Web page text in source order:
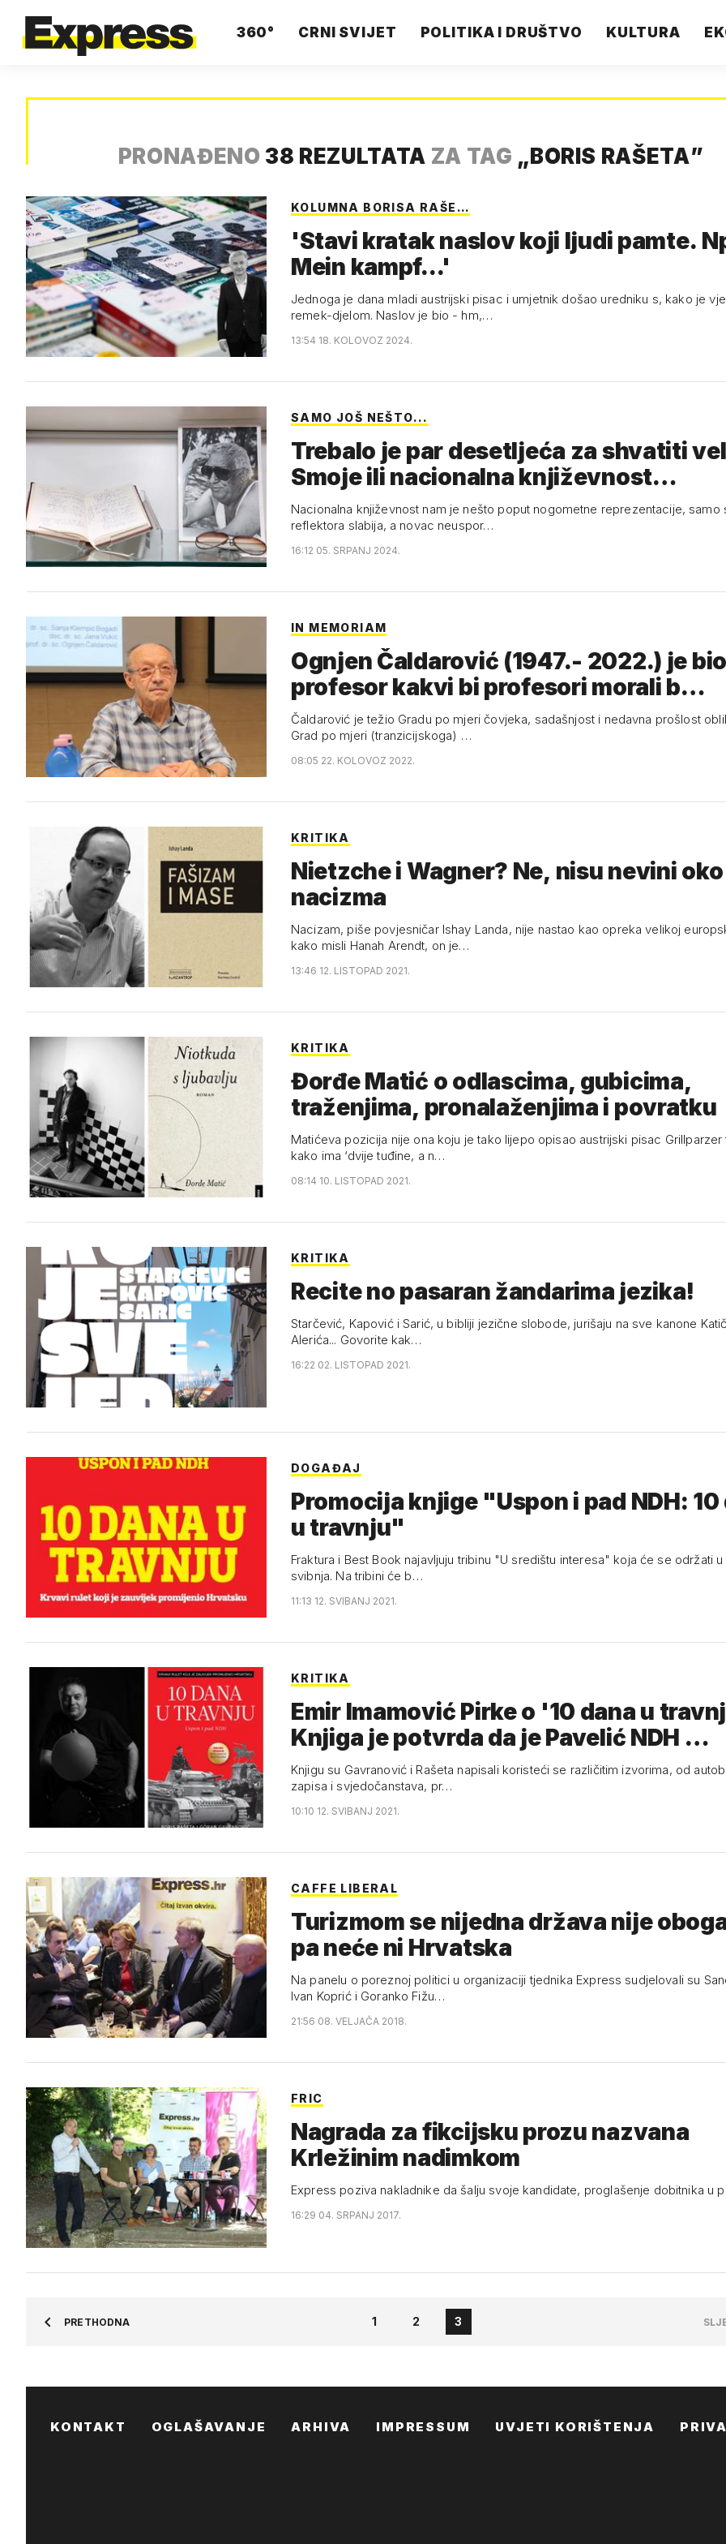
360° CRNI SVIJET POLITIKA I DRUŠTVO KULTURA
PRONAĐENO 38 REZULTATA ZA TAG „BORIS RAŠETA”
KOLUMNA BORISA RAŠE…
'Stavi kratak naslov koji ljudi pamte.
Mein kampf...'
Jednoga je dana mladi austrijski pisac i umjetnik došao uredniku s, kako je
remek-djelom. Naslov je bio - hm,…
13:54 18. KOLOVOZ 2024.
SAMO JOŠ NEŠTO...
Trebalo je par desetljeća za shvatiti
Smoje ili nacionalna književnost…
Nacionalna književnost nam je nešto poput nogometne reprezentacije, samo
reflektora slabija, a novac neuspor…
16:12 05. SRPANJ 2024.
IN MEMORIAM
Ognjen Čaldarović (1947.- 2022.) je
profesor kakvi bi profesori morali b…
Čaldarović je težio Gradu po mjeri čovjeka, sadašnjost i nedavna prošlost
Grad po mjeri (tranzicijskoga) …
08:05 22. KOLOVOZ 2022.
KRITIKA
Nietzche i Wagner? Ne, nisu nevini oko
nacizma
Nacizam, piše povjesničar Ishay Landa, nije nastao kao opreka velikoj
kako misli Hanah Arendt, on je…
13:46 12. LISTOPAD 2021.
KRITIKA
Đorđe Matić o odlascima, gubicima,
traženjima, pronalaženjima i povratku
Matićeva pozicija nije ona koju je tako lijepo opisao austrijski pisac Grillparzer
kako ima ‘dvije tuđine, a n…
08:14 10. LISTOPAD 2021.
KRITIKA
Recite no pasaran žandarima jezika!
Starčević, Kapović i Sarić, u bibliji jezične slobode, jurišaju na sve kanone
Alerića... Govorite kak…
16:22 02. LISTOPAD 2021.
DOGAĐAJ
Promocija knjige "Uspon i pad NDH: 10
u travnju"
Fraktura i Best Book najavljuju tribinu "U središtu interesa" koja će se održati u petak, 14.
svibnja. Na tribini će b…
11:13 12. SVIBANJ 2021.
KRITIKA
Emir Imamović Pirke o '10 dana u
Knjiga je potvrda da je Pavelić NDH …
Knjigu su Gavranović i Rašeta napisali koristeći se različitim izvorima, od
zapisa i svjedočanstava, pr…
10:10 12. SVIBANJ 2021.
CAFFE LIBERAL
Turizmom se nijedna država nije
pa neće ni Hrvatska
Na panelu o poreznoj politici u organizaciji tjednika Express sudjelovali su
Ivan Koprić i Goranko Fižu…
21:56 08. VELJAČA 2018.
FRIC
Nagrada za fikcijsku prozu nazvana
Krležinim nadimkom
Express poziva nakladnike da šalju svoje kandidate, proglašenje dobitnika u
16:29 04. SRPANJ 2017.
PRETHODNA 1 2 3
KONTAKT OGLAŠAVANJE ARHIVA IMPRESSUM UVJETI KORIŠTENJA